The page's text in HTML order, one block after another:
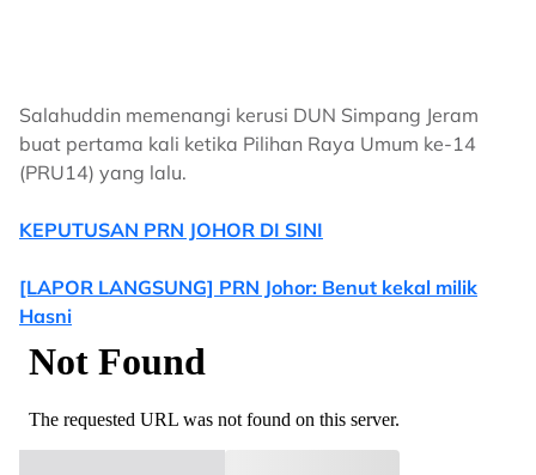
Salahuddin memenangi kerusi DUN Simpang Jeram
buat pertama kali ketika Pilihan Raya Umum ke-14
(PRU14) yang lalu.
KEPUTUSAN PRN JOHOR DI SINI
[LAPOR LANGSUNG] PRN Johor: Benut kekal milik
Hasni